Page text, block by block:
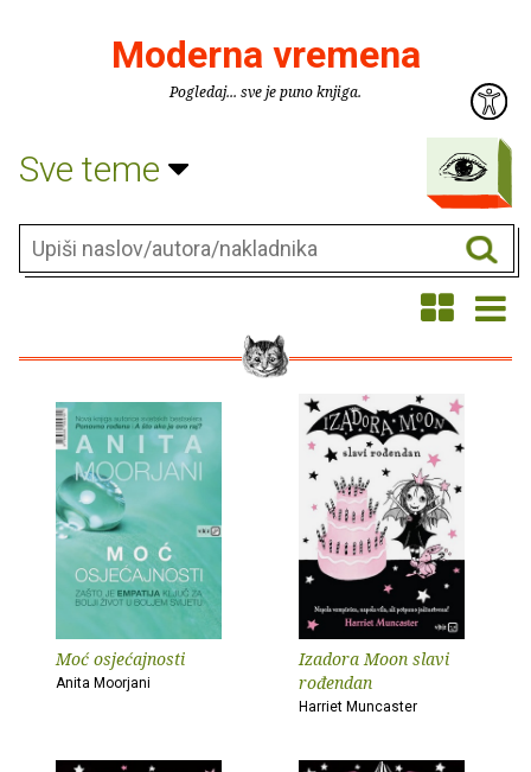
Moderna vremena
Pogledaj... sve je puno knjiga.
Sve teme
Moć osjećajnosti
Anita Moorjani
Izadora Moon slavi
rođendan
Harriet Muncaster